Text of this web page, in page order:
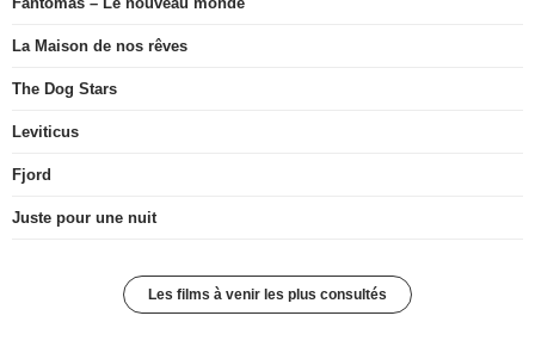
La Maison de nos rêves
The Dog Stars
Leviticus
Fjord
Juste pour une nuit
Les films à venir les plus consultés